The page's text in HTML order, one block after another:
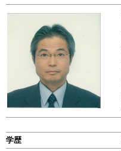
学歴